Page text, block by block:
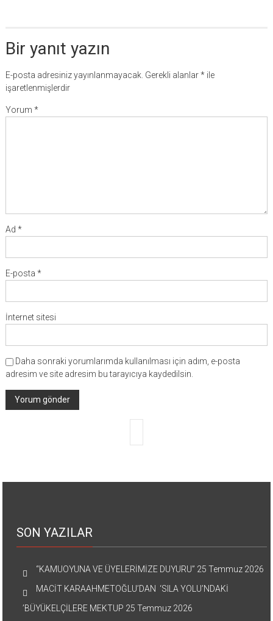
Bir yanıt yazın
E-posta adresiniz yayınlanmayacak. Gerekli alanlar*ile
işaretlenmişlerdir
Yorum *
Ad *
E-posta *
İnternet sitesi
Daha sonraki yorumlarımda kullanılması için adım, e-posta
adresim ve site adresim bu tarayıcıya kaydedilsin.
SON YAZILAR
“KAMUOYUNA VE ÜYELERİMİZE DUYURU” 25 Temmuz 2026
MACİT KARAAHMETOĞLU’DAN ‘SILA YOLU’NDAKİ
’BÜYÜKELÇİLERE MEKTUP 25 Temmuz 2026